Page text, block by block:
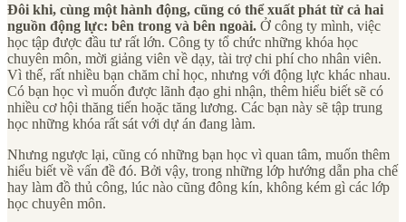
Đôi khi, cùng một hành động, cũng có thể xuất phát từ cả hai
nguồn động lực: bên trong và bên ngoài. Ở công ty mình, việc
học tập được đầu tư rất lớn. Công ty tổ chức những khóa học
chuyên môn, mời giảng viên về dạy, tài trợ chi phí cho nhân viên.
Vì thế, rất nhiều bạn chăm chỉ học, nhưng với động lực khác nhau.
Có bạn học vì muốn được lãnh đạo ghi nhận, thêm hiểu biết sẽ có
nhiều cơ hội thăng tiến hoặc tăng lương. Các bạn này sẽ tập trung
học những khóa rất sát với dự án đang làm.
Nhưng ngược lại, cũng có những bạn học vì quan tâm, muốn thêm
hiểu biết về vấn đề đó. Bởi vậy, trong những lớp hướng dẫn pha chế
hay làm đồ thủ công, lúc nào cũng đông kín, không kém gì các lớp
học chuyên môn.